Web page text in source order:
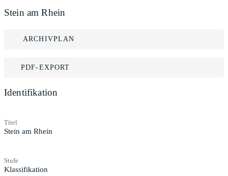
Stein am Rhein
ARCHIVPLAN
PDF-EXPORT
Identifikation
Titel
Stein am Rhein
Stufe
Klassifikation